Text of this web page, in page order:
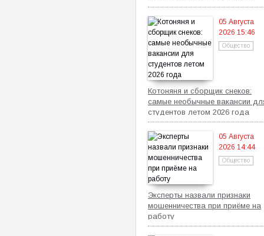
05 Августа
2026 15:46
Общество
Котоняня и сборщик снеков:
самые необычные вакансии
студентов летом 2026 года
05 Августа
2026 14:44
Общество
Эксперты назвали признаки
мошенничества при приёме на
работу